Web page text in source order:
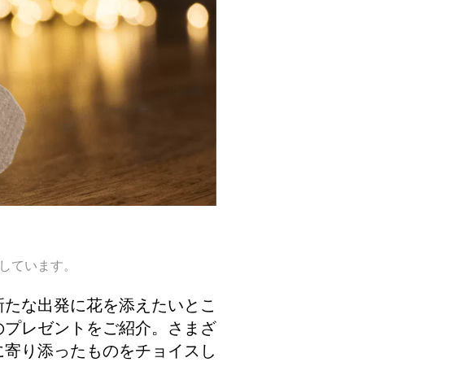
ています。
な出発に花を添えたいとこ
レゼントをご紹介。さまざ
り添ったものをチョイスし